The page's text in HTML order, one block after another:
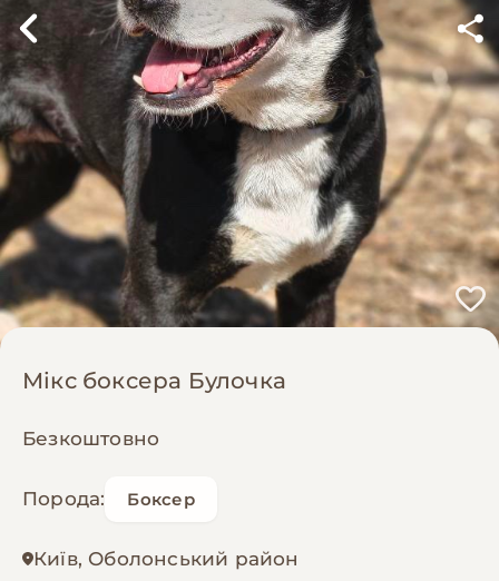
Мікс боксера Булочка
Безкоштовно
Порода: Боксер
Київ, Оболонський район